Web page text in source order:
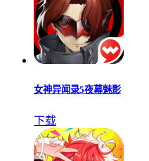
女神异闻录5夜幕魅影
下载